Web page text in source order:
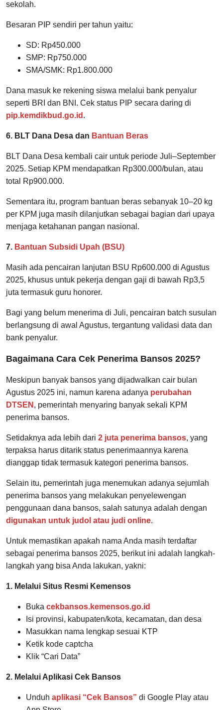
sekolah.
Besaran PIP sendiri per tahun yaitu:
SD: Rp450.000
SMP: Rp750.000
SMA/SMK: Rp1.800.000
Dana masuk ke rekening siswa melalui bank penyalur
seperti BRI dan BNI. Cek status PIP secara daring di
pip.kemdikbud.go.id .
6. BLT Dana Desa dan Bantuan Beras
BLT Dana Desa kembali cair untuk periode Juli–September
2025. Setiap KPM mendapatkan Rp300.000/bulan, atau
total Rp900.000.
Sementara itu, program bantuan beras sebanyak 10–20 kg
per KPM juga masih dilanjutkan sebagai bagian dari upaya
menjaga ketahanan pangan nasional.
7. Bantuan Subsidi Upah (BSU)
Masih ada pencairan lanjutan BSU Rp600.000 di Agustus
2025, khusus untuk pekerja dengan gaji di bawah Rp3,5
juta termasuk guru honorer.
Bagi yang belum menerima di Juli, pencairan batch susulan
berlangsung di awal Agustus, tergantung validasi data dan
bank penyalur.
Bagaimana Cara Cek Penerima Bansos 2025?
Meskipun banyak bansos yang dijadwalkan cair bulan
Agustus 2025 ini, namun karena adanya perubahan
DTSEN , pemerintah menyaring banyak sekali KPM
penerima bansos.
Setidaknya ada lebih dari 2 juta penerima bansos, yang
terpaksa harus ditarik status penerimaannya karena
dianggap tidak termasuk kategori penerima bansos.
Selain itu, pemerintah juga menemukan adanya sejumlah
penerima bansos yang melakukan penyelewengan
penggunaan dana bansos, salah satunya adalah dengan
digunakan untuk judol atau judi online.
Untuk memastikan apakah nama Anda masih terdaftar
sebagai penerima bansos 2025, berikut ini adalah langkah-
langkah yang bisa Anda lakukan, yakni:
1. Melalui Situs Resmi Kemensos
Buka cekbansos.kemensos.go.id
Isi provinsi, kabupaten/kota, kecamatan, dan desa
Masukkan nama lengkap sesuai KTP
Ketik kode captcha
Klik “Cari Data”
2. Melalui Aplikasi Cek Bansos
Unduh aplikasi “Cek Bansos” di Google Play atau